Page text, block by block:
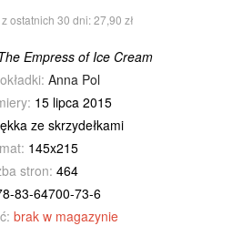
ostatnich 30 dni: 27,90 zł
Empress of Ice Cream
Anna Pol
15 lipca 2015
ze skrzydełkami
145x215
stron: 464
83-64700-73-6
brak w magazynie